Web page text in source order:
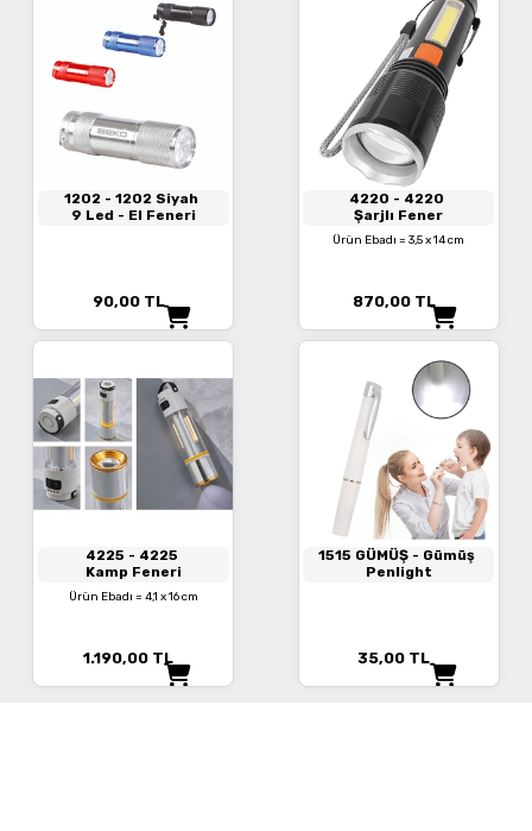
1202 - 1202 Siyah
9 Led - El Feneri
90,00 TL
4220 - 4220
Şarjlı Fener
Ürün Ebadı = 3,5 x 14 cm
870,00 TL
4225 - 4225
Kamp Feneri
Ürün Ebadı = 4,1 x 16 cm
1.190,00 TL
1515 GÜMÜŞ - Gümüş
Penlight
35,00 TL